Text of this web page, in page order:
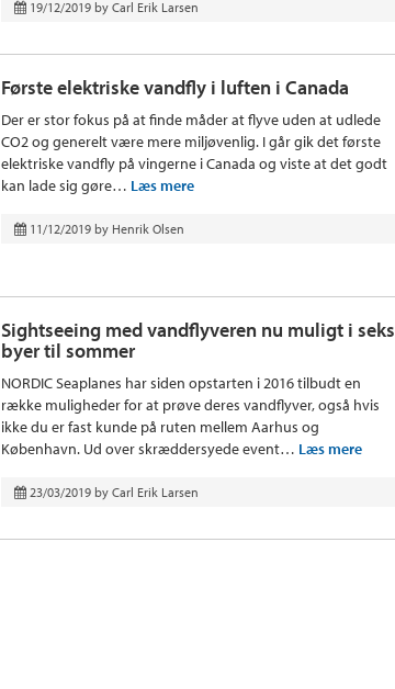
19/12/2019 by Carl Erik Larsen
Første elektriske vandfly i luften i Canada
Der er stor fokus på at finde måder at flyve uden at udlede
CO2 og generelt være mere miljøvenlig. I går gik det første
elektriske vandfly på vingerne i Canada og viste at det godt
kan lade sig gøre… Læs mere
11/12/2019 by Henrik Olsen
Sightseeing med vandflyveren nu muligt i seks
byer til sommer
NORDIC Seaplanes har siden opstarten i 2016 tilbudt en
række muligheder for at prøve deres vandflyver, også hvis
ikke du er fast kunde på ruten mellem Aarhus og
København. Ud over skræddersyede event… Læs mere
23/03/2019 by Carl Erik Larsen